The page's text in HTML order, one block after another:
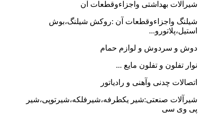
شیرآلات بهداشتی واجزاءوقطعات آن
شیلنگ واجزاءوقطعات آن :روکش شیلنگ،بوش
استیل،پلاتورو...
دوش و سردوش و لوازم حمام
نوار تفلون و تفلون مایع ...
اتصالات چدنی وآهنی و رادیاتور
شیرآلات صنعتی:شیر یکطرفه،شیرفلکه،شیرتوپی،شیر
پی وی سی